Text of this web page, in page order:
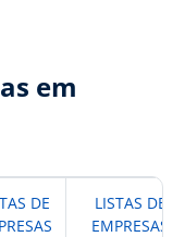
em
DE
LISTAS DE
EMPRESAS